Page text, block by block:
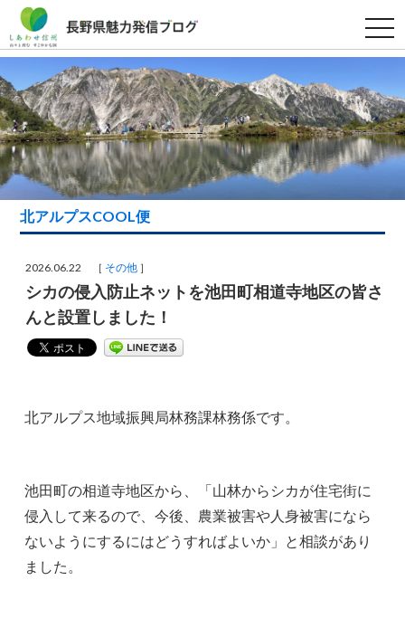
t
o
g
e
n
a
v
i
g
i
北アルプスCOOL便
2026.06.22 ［ その他 ］
シカの侵入防止ネットを池田町相道寺地区の皆さ
んと設置しました！
北アルプス地域振興局林務課林務係です。
池田町の相道寺地区から、「山林からシカが住宅街に
侵入して来るので、今後、農業被害や人身被害になら
ないようにするにはどうすればよいか」と相談があり
ました。